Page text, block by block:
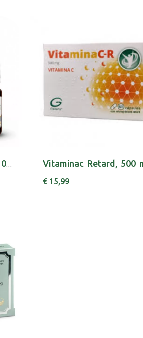
NANCARE VIT D GTS 10ML COLECALCIFEROL (VITAMI...
€ 15,99